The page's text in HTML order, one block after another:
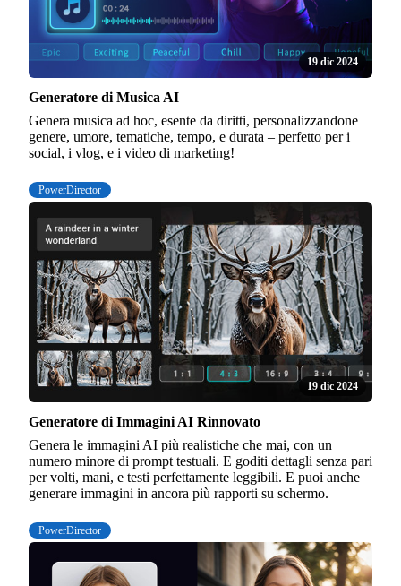
19 dic 2024
Generatore di Musica AI
Genera musica ad hoc, esente da diritti, personalizzandone
genere, umore, tematiche, tempo, e durata – perfetto per i
social, i vlog, e i video di marketing!
PowerDirector
19 dic 2024
Generatore di Immagini AI Rinnovato
Genera le immagini AI più realistiche che mai, con un
numero minore di prompt testuali. E goditi dettagli senza pari
per volti, mani, e testi perfettamente leggibili. E puoi anche
generare immagini in ancora più rapporti su schermo.
PowerDirector